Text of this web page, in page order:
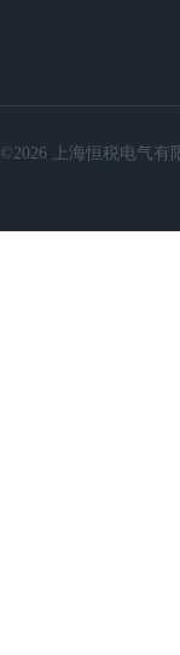
©2026 上海恒税电气有